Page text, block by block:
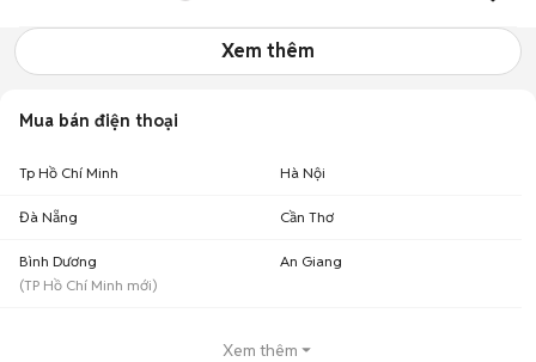
Xem thêm
Mua bán điện thoại
Tp Hồ Chí Minh Hà Nội
Đà Nẵng Cần Thơ
Bình Dương
(TP Hồ Chí Minh mới)
An Giang
Xem thêm